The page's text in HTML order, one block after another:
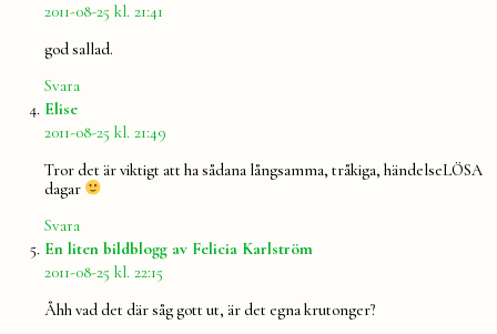
2011-08-25 kl. 21:41
god sallad.
Svara
Elisesäger:
2011-08-25 kl. 21:49
Tror det är viktigt att ha sådana långsamma, tråkiga, händelseLÖSA
dagar
Svara
En liten bildblogg av Felicia Karlström
2011-08-25 kl. 22:15
Åhh vad det där såg gott ut, är det egna krutonger?